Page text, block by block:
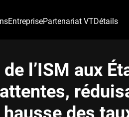
EntreprisePartenariat VTDétails
l’ISM aux